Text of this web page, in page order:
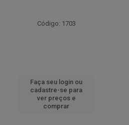
Código: 1703
Faça seu login ou
cadastre-se para
ver preços e
comprar